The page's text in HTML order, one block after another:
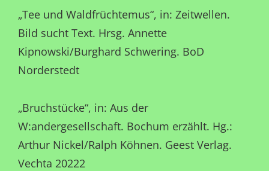
„Tee und Waldfrüchtemus“, in: Zeitwellen.
Bild sucht Text. Hrsg. Annette
Kipnowski/Burghard Schwering. BoD
Norderstedt
„Bruchstücke“, in: Aus der
W:andergesellschaft. Bochum erzählt. Hg.:
Arthur Nickel/Ralph Köhnen. Geest Verlag.
Vechta 20222